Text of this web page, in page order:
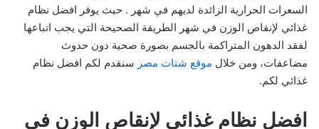
السعرات الحرارية الزائدة لديهم في شهر . حيث يوفر افضل نظام
غذائي لإنقاص الوزن في شهر الطريقة الصحيحة التي يجب اتباعها
لفقد الدهون المتراكمة بالجسم بصورة صحية دون حدوث
مضاعفات، ومن خلال موقع شتات مصر سنقدم لكم افضل نظام
غذائي لكم.
افضل نظام غذائي لإنقاص الوزن في